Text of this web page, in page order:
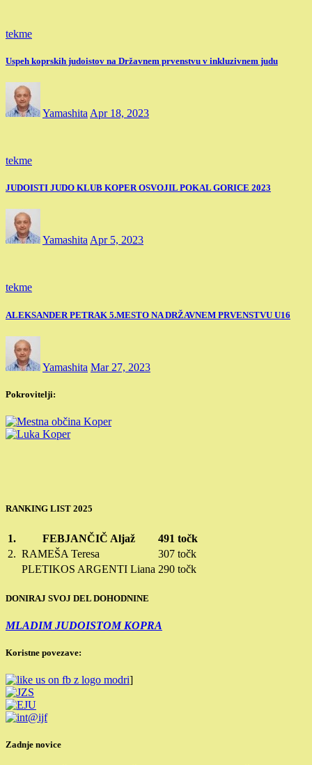
tekme
Uspeh koprskih judoistov na Državnem prvenstvu v inkluzivnem judu
Yamashita Apr 18, 2023
tekme
JUDOISTI JUDO KLUB KOPER OSVOJIL POKAL GORICE 2023
YamashitaApr 5, 2023
tekme
ALEKSANDER PETRAK 5.MESTO NA DRŽAVNEM PRVENSTVU U16
Yamashita Mar 27, 2023
Pokrovitelji:
RANKING LIST 2025
1. FEBJANČIČ Aljaž
491 točk
2. RAMEŠA Teresa
307 točk
PLETIKOS ARGENTI Liana 290 točk
DONIRAJ SVOJ DEL DOHODNINE
MLADIM JUDOISTOM KOPRA
Koristne povezave:
]
Zadnje novice